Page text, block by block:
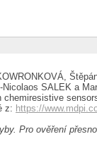
SALEK a
chemiresistive
z: https://
Pro ověření